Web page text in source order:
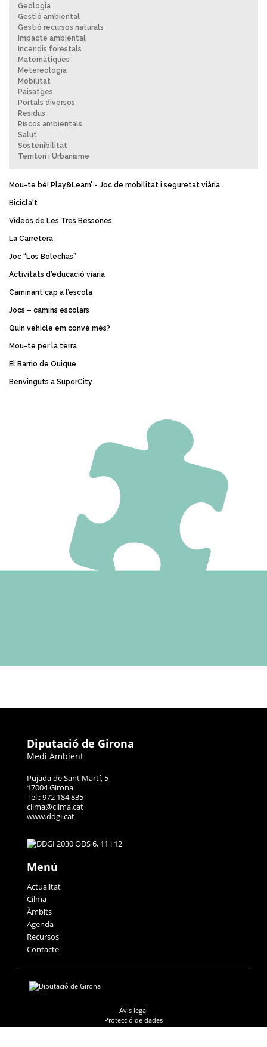
Geologia
Gestió ambiental
Gestió recursos naturals
Impacte ambiental
Incendis forestals
Matemàtiques
Metereologia
Mobilitat
Paisatges
Portals diversos
Residus
Riscos ambientals
Salut
Sostenibilitat
Territori i Urbanisme
Mou-te bé! Play&Learn’ - Joc de mobilitat i seguretat viària
Bicicla't
Vídeos de Les Tres Bessones
La Carretera
Joc “Los Bolechas”
Activitats d’educació viaria
Caminant cap a l’escola
Jocs – camins escolars
Quin vehicle em convé més?
Mou-te per la terra
El Barrio de Quique
Benvinguts a SuperCity
Diputació de Girona
Medi Ambient
Pujada de Sant Martí, 5
17004 Girona
Tel.: 972 184 835
cilma@cilma.cat
www.ddgi.cat
Menú
Actualitat
Cilma
Àmbits
Agenda
Recursos
Contacte
Avís legal
Protecció de dades
Accessibilitat